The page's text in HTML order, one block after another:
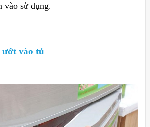
vào sử dụng.
ướt vào tủ